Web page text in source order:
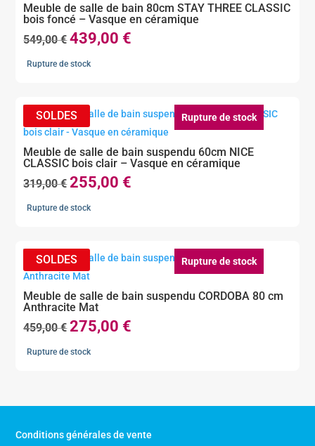
Meuble de salle de bain 80cm STAY THREE CLASSIC
bois foncé – Vasque en céramique
549,00€Le
prix
549,00 €.
439,00 €
439,00 €.
Rupture de stock
Rupture de stock
Meuble de salle de bain suspendu 60cm NICE
CLASSIC bois clair – Vasque en céramique
319,00€Le
prix
319,00 €.
255,00 €
255,00 €.
Rupture de stock
Rupture de stock
Meuble de salle de bain suspendu CORDOBA 80 cm
Anthracite Mat
459,00€Le
prix
275,00 €
Rupture de stock
Conditions générales de vente